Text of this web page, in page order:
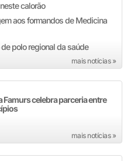
calorão
aos formandos de Medicina
polo regional da saúde
mais notícias »
Famurs celebra parceria entre
mais notícias »